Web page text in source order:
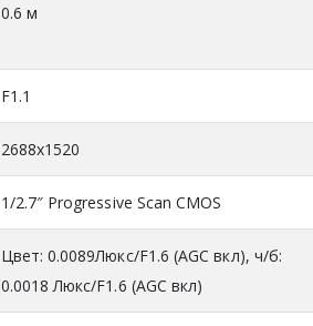
0.6 м
F1.1
2688x1520
1/2.7″ Progressive Scan CMOS
Цвет: 0.0089Люкс/F1.6 (AGC вкл), ч/б:
0.0018 Люкс/F1.6 (AGC вкл)